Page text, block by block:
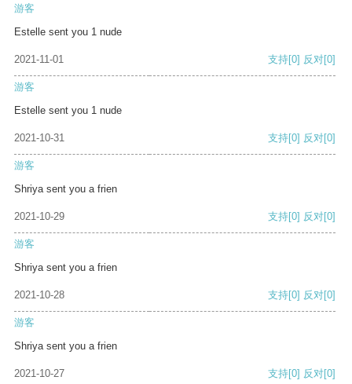
游客
Estelle sent you 1 nude
2021-11-01 支持[0] 反对[0]
游客
Estelle sent you 1 nude
2021-10-31 支持[0] 反对[0]
游客
Shriya sent you a frien
2021-10-29 支持[0] 反对[0]
游客
Shriya sent you a frien
2021-10-28 支持[0] 反对[0]
游客
Shriya sent you a frien
2021-10-27 支持[0] 反对[0]